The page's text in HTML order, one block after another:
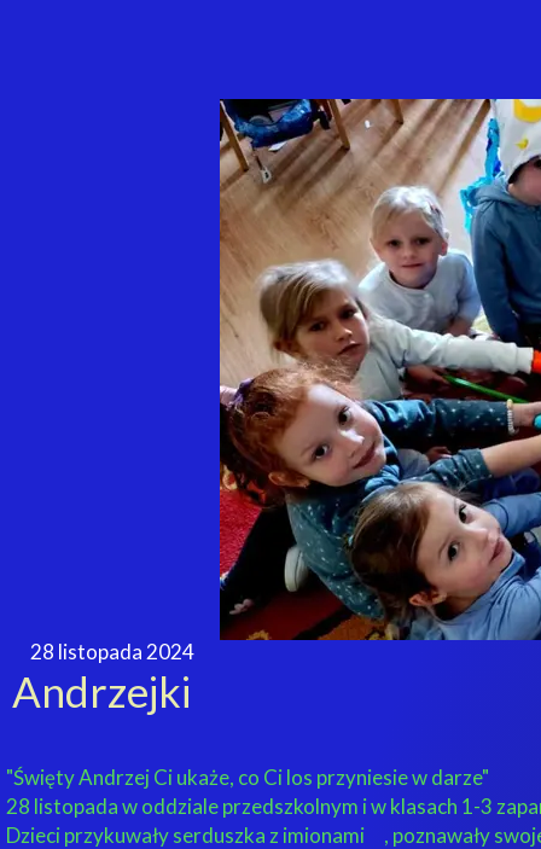
28 listopada 2024
Andrzejki
"Święty Andrzej Ci ukaże, co Ci los przyniesie w darze"
28 listopada w oddziale przedszkolnym i w klasach 1-3
Dzieci przykuwały serduszka z imionami
, poznawały